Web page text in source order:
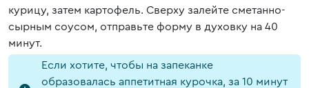
курицу, затем картофель. Сверху залейте сметанно-
сырным соусом, отправьте форму в духовку на 40
минут.
Если хотите, чтобы на запеканке
образовалась аппетитная курочка, за 10 минут